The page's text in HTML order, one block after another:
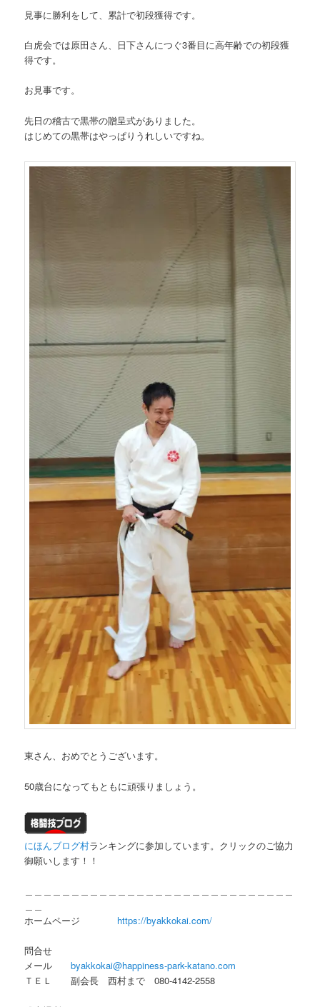
見事に勝利をして、累計で初段獲得です。
白虎会では原田さん、日下さんにつぐ3番目に高年齢での初段獲
得です。
お見事です。
先日の稽古で黒帯の贈呈式がありました。
はじめての黒帯はやっぱりうれしいですね。
東さん、おめでとうございます。
50歳台になってもともに頑張りましょう。
にほんブログ村ランキングに参加しています。クリックのご協力
御願いします！！
ホームページ https://byakkokai.com/
問合せ
メールbyakkokai@happiness-park-katano.com
ＴＥＬ 副会長 西村まで 080-4142-2558